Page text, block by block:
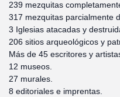
239 mezquitas
317 mezquitas parcialmente
3 Iglesias atacadas y
206 sitios arqueológicos y
Más de 45 escritores y
12 museos.
27 murales.
8 editoriales e imprentas.